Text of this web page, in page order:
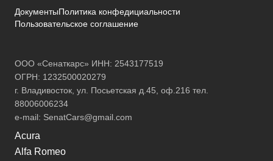
ДокументыПолитика конфедициальности
Пользовательское соглашение
ООО «Сенаткарс» ИНН: 2543177519
ОГРН: 1232500020279
г. Владивосток, ул. Посьетская д.45, оф.216 тел.
88006006234
e-mail: SenatCars@gmail.com
Acura
Alfa Romeo